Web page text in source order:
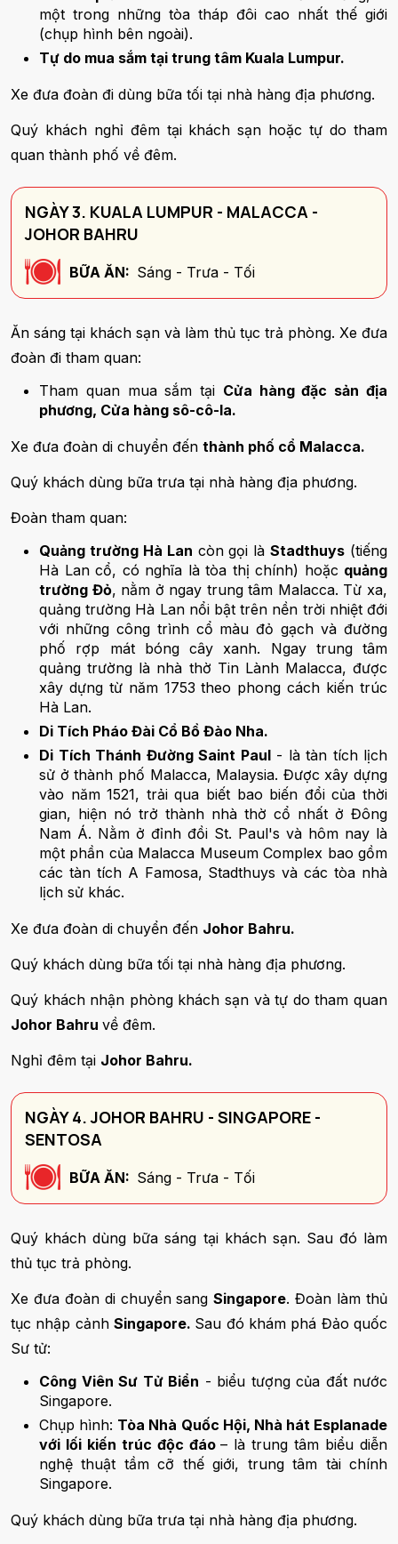
một trong những tòa tháp đôi cao nhất thế giới
(chụp hình bên ngoài).
Tự do mua sắm tại trung tâm Kuala Lumpur.
Xe đưa đoàn đi dùng bữa tối tại nhà hàng địa phương.
Quý khách nghỉ đêm tại khách sạn hoặc tự do tham
quan thành phố về đêm.
NGÀY 3. KUALA LUMPUR - MALACCA -
JOHOR BAHRU
BỮA ĂN: Sáng - Trưa - Tối
Ăn sáng tại khách sạn và làm thủ tục trả phòng. Xe đưa
đoàn đi tham quan:
Tham quan mua sắm tại Cửa hàng đặc sản địa
phương, Cửa hàng sô-cô-la.
Xe đưa đoàn di chuyển đến thành phố cổ Malacca.
Quý khách dùng bữa trưa tại nhà hàng địa phương.
Đoàn tham quan:
Quảng trường Hà Lan còn gọi làStadthuys (tiếng
Hà Lan cổ, có nghĩa là tòa thị chính) hoặc quảng
trường Đỏ, nằm ở ngay trung tâm Malacca. Từ xa,
quảng trường Hà Lan nổi bật trên nền trời nhiệt đới
với những công trình cổ màu đỏ gạch và đường
phố rợp mát bóng cây xanh. Ngay trung tâm
quảng trường là nhà thờ Tin Lành Malacca, được
xây dựng từ năm 1753 theo phong cách kiến trúc
Hà Lan.
Di Tích Pháo Đài Cổ Bồ Đào Nha.
Di Tích Thánh Đường Saint Paul- là tàn tích lịch
sử ở thành phố Malacca, Malaysia. Được xây dựng
vào năm 1521, trải qua biết bao biến đổi của thời
gian, hiện nó trở thành nhà thờ cổ nhất ở Đông
Nam Á. Nằm ở đỉnh đồi St. Paul's và hôm nay là
một phần của Malacca Museum Complex bao gồm
các tàn tích A Famosa, Stadthuys và các tòa nhà
lịch sử khác.
Xe đưa đoàn di chuyển đến Johor Bahru.
Quý khách dùng bữa tối tại nhà hàng địa phương.
Quý khách nhận phòng khách sạn và tự do tham quan
Johor Bahru về đêm.
Nghỉ đêm tại Johor Bahru.
NGÀY 4. JOHOR BAHRU - SINGAPORE -
SENTOSA
BỮA ĂN: Sáng - Trưa - Tối
Quý khách dùng bữa sáng tại khách sạn. Sau đó làm
thủ tục trả phòng.
Xe đưa đoàn di chuyển sangSingapore. Đoàn làm thủ
tục nhập cảnh Singapore. Sau đó khám phá Đảo quốc
Sư tử:
Công Viên Sư Tử Biển - biểu tượng của đất nước
Singapore.
Chụp hình: Tòa Nhà Quốc Hội, Nhà hát Esplanade
với lối kiến trúc độc đáo– là trung tâm biểu diễn
nghệ thuật tầm cỡ thế giới, trung tâm tài chính
Singapore.
Quý khách dùng bữa trưa tại nhà hàng địa phương.